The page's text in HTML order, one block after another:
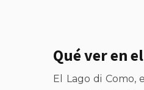
Qué ver en
El Lago di Como,